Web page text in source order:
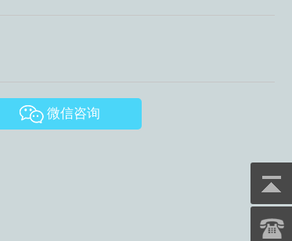
微信咨询